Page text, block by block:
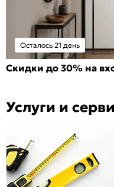
Осталось 21 день
Скидки до 30% на
Услуги и